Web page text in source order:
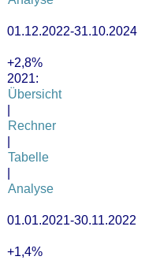
01.12.2022-31.10.2024
+2,8%
2021:
Übersicht
Rechner
Tabelle
Analyse
01.01.2021-30.11.2022
+1,4%